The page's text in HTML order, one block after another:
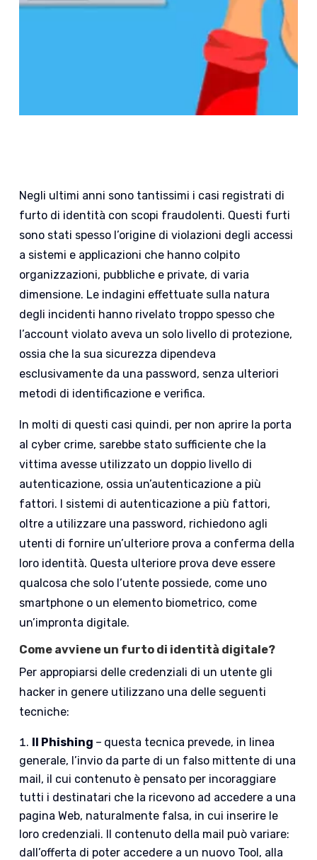
Negli ultimi anni sono tantissimi i casi registrati di
furto di identità con scopi fraudolenti. Questi furti
sono stati spesso l’origine di violazioni degli accessi
a sistemi e applicazioni che hanno colpito
organizzazioni, pubbliche e private, di varia
dimensione. Le indagini effettuate sulla natura
degli incidenti hanno rivelato troppo spesso che
l’account violato aveva un solo livello di protezione,
ossia che la sua sicurezza dipendeva
esclusivamente da una password, senza ulteriori
metodi di identificazione e verifica.
In molti di questi casi quindi, per non aprire la porta
al cyber crime, sarebbe stato sufficiente che la
vittima avesse utilizzato un doppio livello di
autenticazione, ossia un’autenticazione a più
fattori. I sistemi di autenticazione a più fattori,
oltre a utilizzare una password, richiedono agli
utenti di fornire un’ulteriore prova a conferma della
loro identità. Questa ulteriore prova deve essere
qualcosa che solo l’utente possiede, come uno
smartphone o un elemento biometrico, come
un’impronta digitale.
Come avviene un furto di identità digitale?
Per appropiarsi delle credenziali di un utente gli
hacker in genere utilizzano una delle seguenti
tecniche:
Il Phishing – questa tecnica prevede, in linea
generale, l’invio da parte di un falso mittente di una
mail, il cui contenuto è pensato per incoraggiare
tutti i destinatari che la ricevono ad accedere a una
pagina Web, naturalmente falsa, in cui inserire le
loro credenziali. Il contenuto della mail può variare:
dall’offerta di poter accedere a un nuovo Tool, alla